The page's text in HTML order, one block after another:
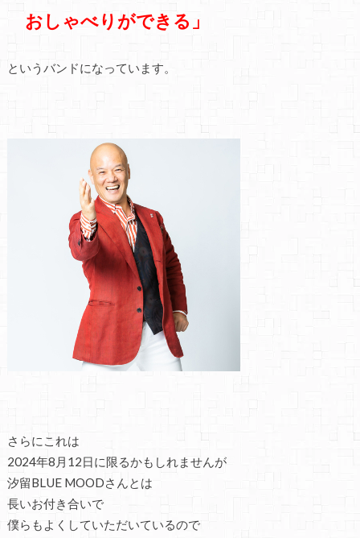
おしゃべりができる」
というバンドになっています。
さらにこれは
2024年8月12日に限るかもしれませんが
汐留BLUE MOODさんとは
長いお付き合いで
僕らもよくしていただいているので